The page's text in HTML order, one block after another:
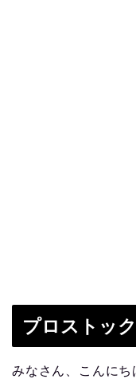
プロストッ
みなさん、こんにち